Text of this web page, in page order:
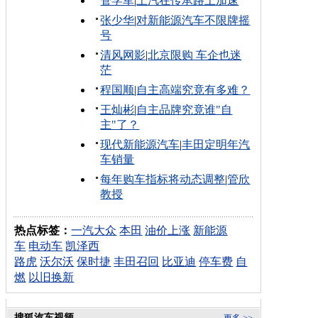
张少华|对新能源汽车不限牌摇
号
清风网影|北京限购 车企也迷
茫
程国顺|自主高端究竟有多难？
王灿彬|自主品牌究竟谁"自
主"了？
现代新能源汽车|丰田定明年汽
车销量
每年购车指标将动态调整|管欣
教授
热点标签：一汽大众 本田 油价上涨 新能源
车 电动车 凯泽西
路虎 沃尔沃 保时捷 丰田召回 比亚迪 停车费 自
燃 以旧换新